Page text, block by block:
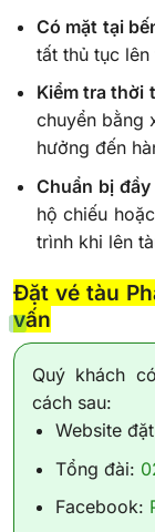
Có mặt tại
tất thủ tục
Kiểm tra thời
chuyển bằng
hưởng đến
Chuẩn bị
hộ chiếu
trình khi lên
Đặt vé tàu
vấn
Quý khách
cách sau:
Website
Tổng đài:
Facebook: